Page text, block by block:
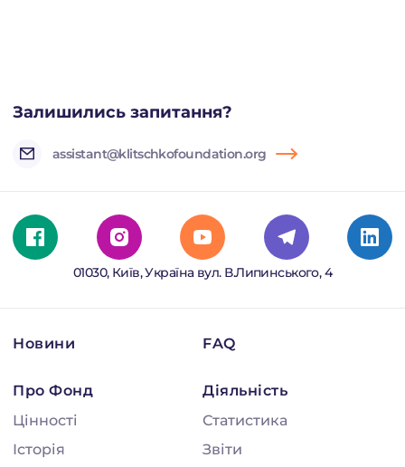
Залишились запитання?
assistant@klitschkofoundation.org
Новини FAQ
Про Фонд
Цінності
Історія
Діяльність
Статистика
Звіти
01030, Київ, Україна вул. В.Липинського, 4